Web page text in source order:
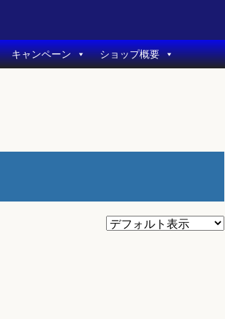
キャンペーン ショップ概要